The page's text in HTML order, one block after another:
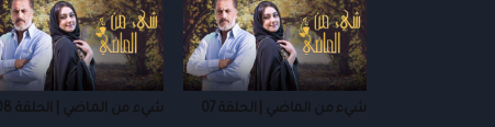
شيء من الماضي | الحلقة 07 شيء من الماضي | الحلقة 08